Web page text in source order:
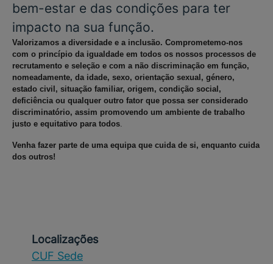
bem-estar e das condições para ter
impacto na sua função.
Valorizamos a diversidade e a inclusão. Comprometemo-nos
com o princípio da igualdade em todos os nossos processos de
recrutamento e seleção e com a não discriminação em função,
nomeadamente, da idade, sexo, orientação sexual, género,
estado civil, situação familiar, origem, condição social,
deficiência ou qualquer outro fator que possa ser considerado
discriminatório, assim promovendo um ambiente de trabalho
justo e equitativo para todos.
Venha fazer parte de uma equipa que cuida de si, enquanto cuida
dos outros!
Localizações
CUF Sede